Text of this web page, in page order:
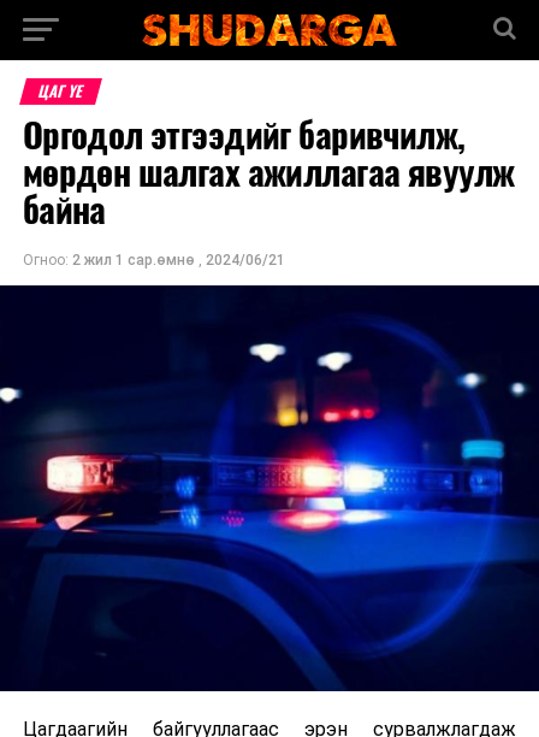
ЦАГ ҮЕ
Оргодол этгээдийг баривчилж,
мөрдөн шалгах ажиллагаа явуулж
байна
Огноо: 2 жил 1 сар.өмнө , 2024/06/21
Цагдаагийн байгууллагаас эрэн сурвалжлагдаж